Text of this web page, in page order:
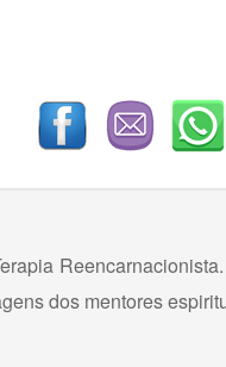
dos mentores